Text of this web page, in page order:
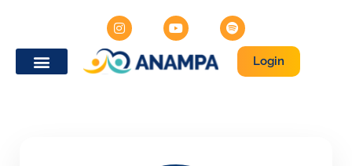
Login